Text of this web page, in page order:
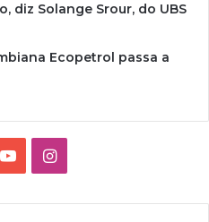
diz Solange Srour, do UBS
Ecopetrol passa a
YouTubeInstagram